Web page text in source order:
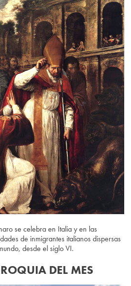
se celebra en Italia y en las
de inmigrantes italianos dispersas
desde el siglo VI.
DEL MES